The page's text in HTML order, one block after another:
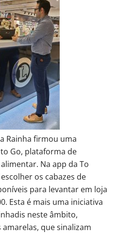
Rainha firmou uma
Go, plataforma de
Na app da To
os cabazes de
para levantar em loja
Esta é mais uma iniciativa
neste âmbito,
que sinalizam